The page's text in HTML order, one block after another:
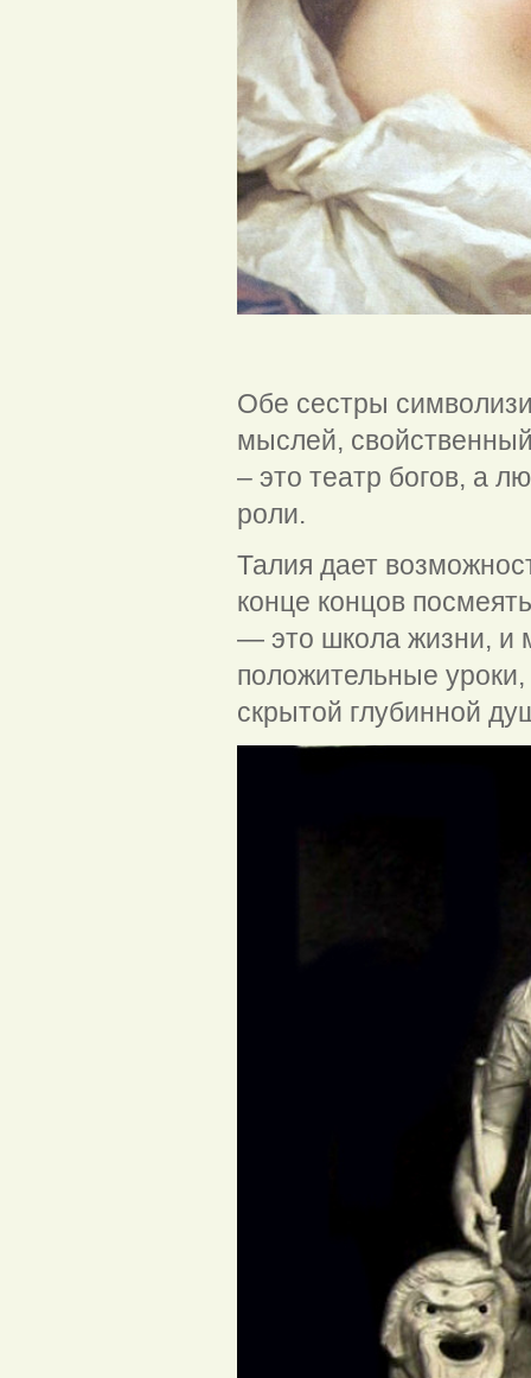
Обе сестры
мыслей,
– это театр богов, а
роли.
Талия дает
конце концов
— это школа жизни, и
положительные
скрытой глубинной